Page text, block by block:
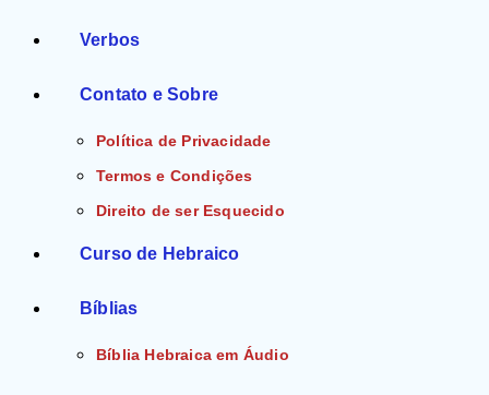
Verbos
Contato e Sobre
Política de Privacidade
Termos e Condições
Direito de ser Esquecido
Curso de Hebraico
Bíblias
Bíblia Hebraica em Áudio